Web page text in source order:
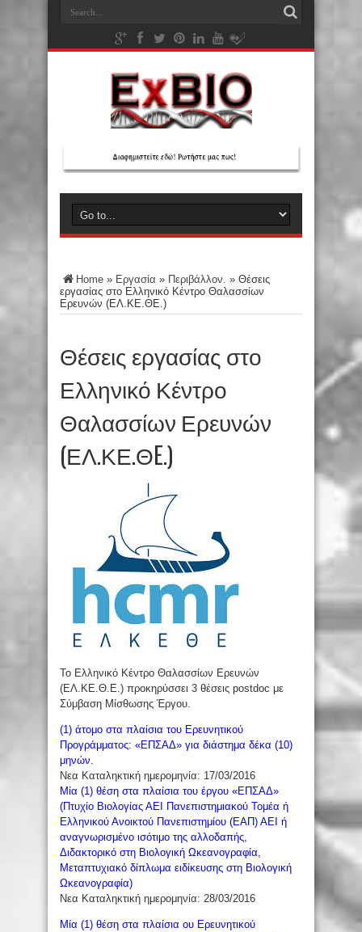
Home » Εργασία » Περιβάλλον. » Θέσεις
εργασίας στο Ελληνικό Κέντρο Θαλασσίων
Ερευνών (ΕΛ.ΚΕ.ΘE.)
Θέσεις εργασίας στο
Ελληνικό Κέντρο
Θαλασσίων Ερευνών
(ΕΛ.ΚΕ.ΘE.)
To Ελληνικό Κέντρο Θαλασσίων Ερευνών
(ΕΛ.ΚΕ.Θ.Ε.) προκηρύσσει 3 θέσεις postdoc με
Σύμβαση Μίσθωσης Έργου.
(1) άτομο στα πλαίσια του Ερευνητικού
Προγράμματος: «ΕΠΣΑΔ» για διάστημα δέκα (10)
μηνών.
Νεα Καταληκτική ημερομηνία: 17/03/2016
Μία (1) θέση στα πλαίσια του έργου «ΕΠΣΑΔ»
(Πτυχίο Βιολογίας ΑΕΙ Πανεπιστημιακού Τομέα ή
Ελληνικού Ανοικτού Πανεπιστημίου (ΕΑΠ) ΑΕΙ ή
αναγνωρισμένο ισότιμο της αλλοδαπής,
Διδακτορικό στη Βιολογική Ωκεανογραφία,
Μεταπτυχιακό δίπλωμα ειδίκευσης στη Βιολογική
Ωκεανογραφία)
Νεα Καταληκτική ημερομηνία: 28/03/2016
Μία (1) θέση στα πλαίσια ου Ερευνητικού